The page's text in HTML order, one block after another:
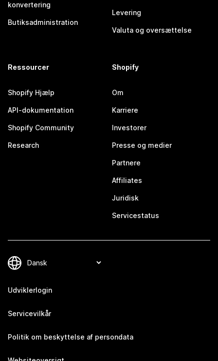
konvertering
Butiksadministration
Levering
Valuta og oversættelse
Ressourcer
Shopify Hjælp
API-dokumentation
Shopify Community
Research
Shopify
Om
Karriere
Investorer
Presse og medier
Partnere
Affiliates
Juridisk
Servicestatus
Udviklerlogin
Servicevilkår
Politik om beskyttelse af persondata